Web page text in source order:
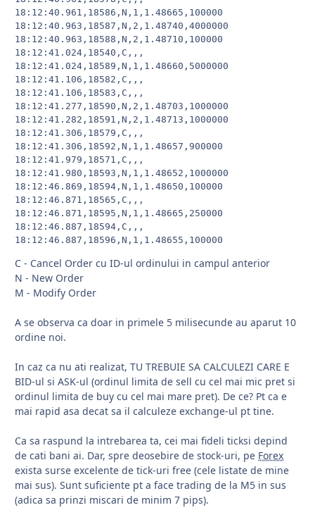
18:12:40.961,18586,N,1,1.48665,100000
18:12:40.963,18587,N,2,1.48740,4000000
18:12:40.963,18588,N,2,1.48710,100000
18:12:41.024,18540,C,,,
18:12:41.024,18589,N,1,1.48660,5000000
18:12:41.106,18582,C,,,
18:12:41.106,18583,C,,,
18:12:41.277,18590,N,2,1.48703,1000000
18:12:41.282,18591,N,2,1.48713,1000000
18:12:41.306,18579,C,,,
18:12:41.306,18592,N,1,1.48657,900000
18:12:41.979,18571,C,,,
18:12:41.980,18593,N,1,1.48652,1000000
18:12:46.869,18594,N,1,1.48650,100000
18:12:46.871,18565,C,,,
18:12:46.871,18595,N,1,1.48665,250000
18:12:46.887,18594,C,,,
C - Cancel Order cu ID-ul ordinului in campul anterior
N - New Order
M - Modify Order
A se observa ca doar in primele 5 milisecunde au aparut 10
ordine noi.
In caz ca nu ati realizat, TU TREBUIE SA CALCULEZI CARE E
BID-ul si ASK-ul (ordinul limita de sell cu cel mai mic pret si
ordinul limita de buy cu cel mai mare pret). De ce? Pt ca e
mai rapid asa decat sa il calculeze exchange-ul pt tine.
Ca sa raspund la intrebarea ta, cei mai fideli ticksi depind
de cati bani ai. Dar, spre deosebire de stock-uri, pe Forex
exista surse excelente de tick-uri free (cele listate de mine
mai sus). Sunt suficiente pt a face trading de la M5 in sus
(adica sa prinzi miscari de minim 7 pips).